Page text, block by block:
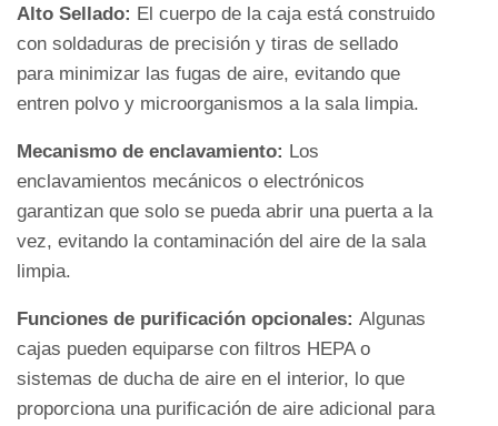
Alto Sellado: El cuerpo de la caja está construido
con soldaduras de precisión y tiras de sellado
para minimizar las fugas de aire, evitando que
entren polvo y microorganismos a la sala limpia.
Mecanismo de enclavamiento: Los
enclavamientos mecánicos o electrónicos
garantizan que solo se pueda abrir una puerta a la
vez, evitando la contaminación del aire de la sala
limpia.
Funciones de purificación opcionales: Algunas
cajas pueden equiparse con filtros HEPA o
sistemas de ducha de aire en el interior, lo que
proporciona una purificación de aire adicional para